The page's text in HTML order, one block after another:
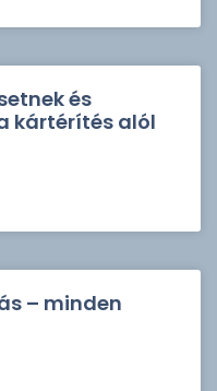
és
kártérítés alól
– minden